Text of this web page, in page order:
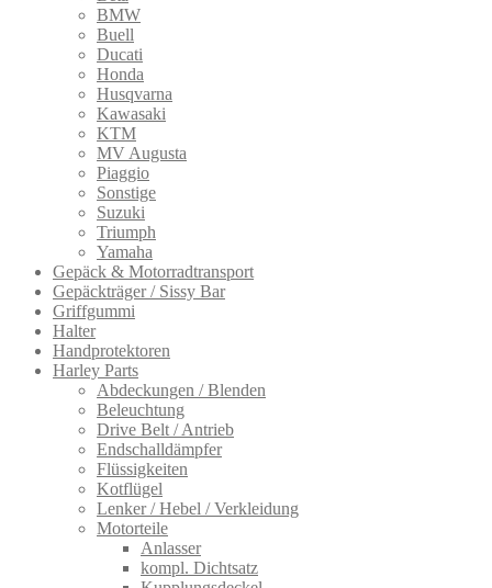
BMW
Buell
Ducati
Honda
Husqvarna
Kawasaki
KTM
MV Augusta
Piaggio
Sonstige
Suzuki
Triumph
Yamaha
Gepäck & Motorradtransport
Gepäckträger / Sissy Bar
Griffgummi
Halter
Handprotektoren
Harley Parts
Abdeckungen / Blenden
Beleuchtung
Drive Belt / Antrieb
Endschalldämpfer
Flüssigkeiten
Kotflügel
Lenker / Hebel / Verkleidung
Motorteile
Anlasser
kompl. Dichtsatz